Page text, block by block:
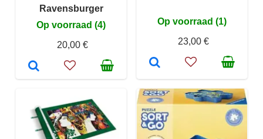
Ravensburger
Op voorraad (4)
20,00 €
Op voorraad (1)
23,00 €